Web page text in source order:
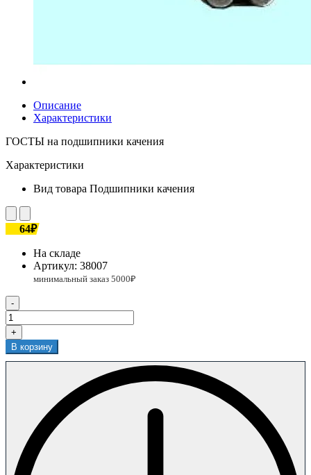
Описание
Характеристики
ГОСТЫ на подшипники качения
Характеристики
Вид товара Подшипники качения
64₽
На складе
Артикул: 38007
-
+
В корзину